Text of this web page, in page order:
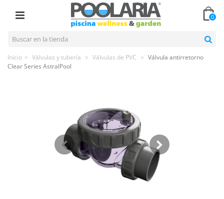
0
Inicio > Válvulas y tubería > Válvulas de PVC > Válvula antirretorno
Clear Series AstralPool